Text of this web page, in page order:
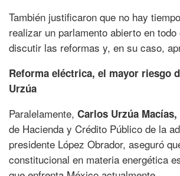
También justificaron que no hay
realizar un parlamento abierto en
discutir las reformas y, en su caso,
Reforma eléctrica, el mayor riesgo
Urzúa
Paralelamente, Carlos Urzúa Macías,
de Hacienda y Crédito Público de la
presidente López Obrador, aseguró
constitucional en materia energética